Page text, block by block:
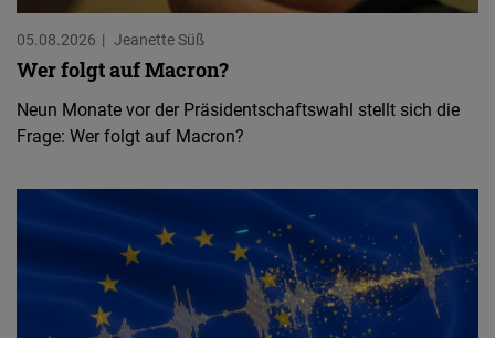
05.08.2026 Jeanette Süß
Wer folgt auf Macron?
Neun Monate vor der Präsidentschaftswahl stellt sich die
Frage: Wer folgt auf Macron?